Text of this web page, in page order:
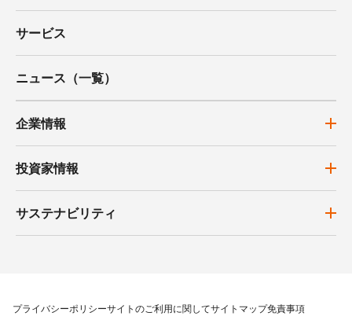
サービス
ニュース（一覧）
企業情報
投資家情報
サステナビリティ
プライバシーポリシーサイトのご利用に関してサイトマップ免責事項